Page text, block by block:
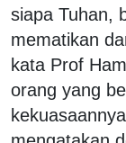
siapa Tuhan,
mematikan
kata Prof
orang yang